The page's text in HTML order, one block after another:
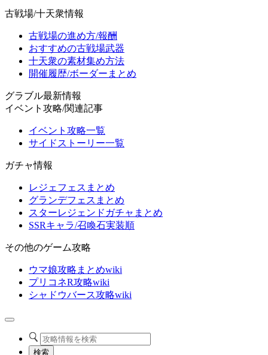
古戦場/十天衆情報
古戦場の進め方/報酬
おすすめの古戦場武器
十天衆の素材集め方法
開催履歴/ボーダーまとめ
グラブル最新情報
イベント攻略/関連記事
イベント攻略一覧
サイドストーリー一覧
ガチャ情報
レジェフェスまとめ
グランデフェスまとめ
スターレジェンドガチャまとめ
SSRキャラ/召喚石実装順
その他のゲーム攻略
ウマ娘攻略まとめwiki
プリコネR攻略wiki
シャドウバース攻略wiki
検索